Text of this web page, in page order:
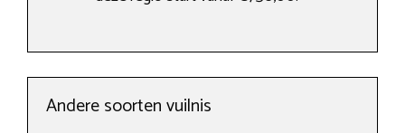
Andere soorten vuilnis